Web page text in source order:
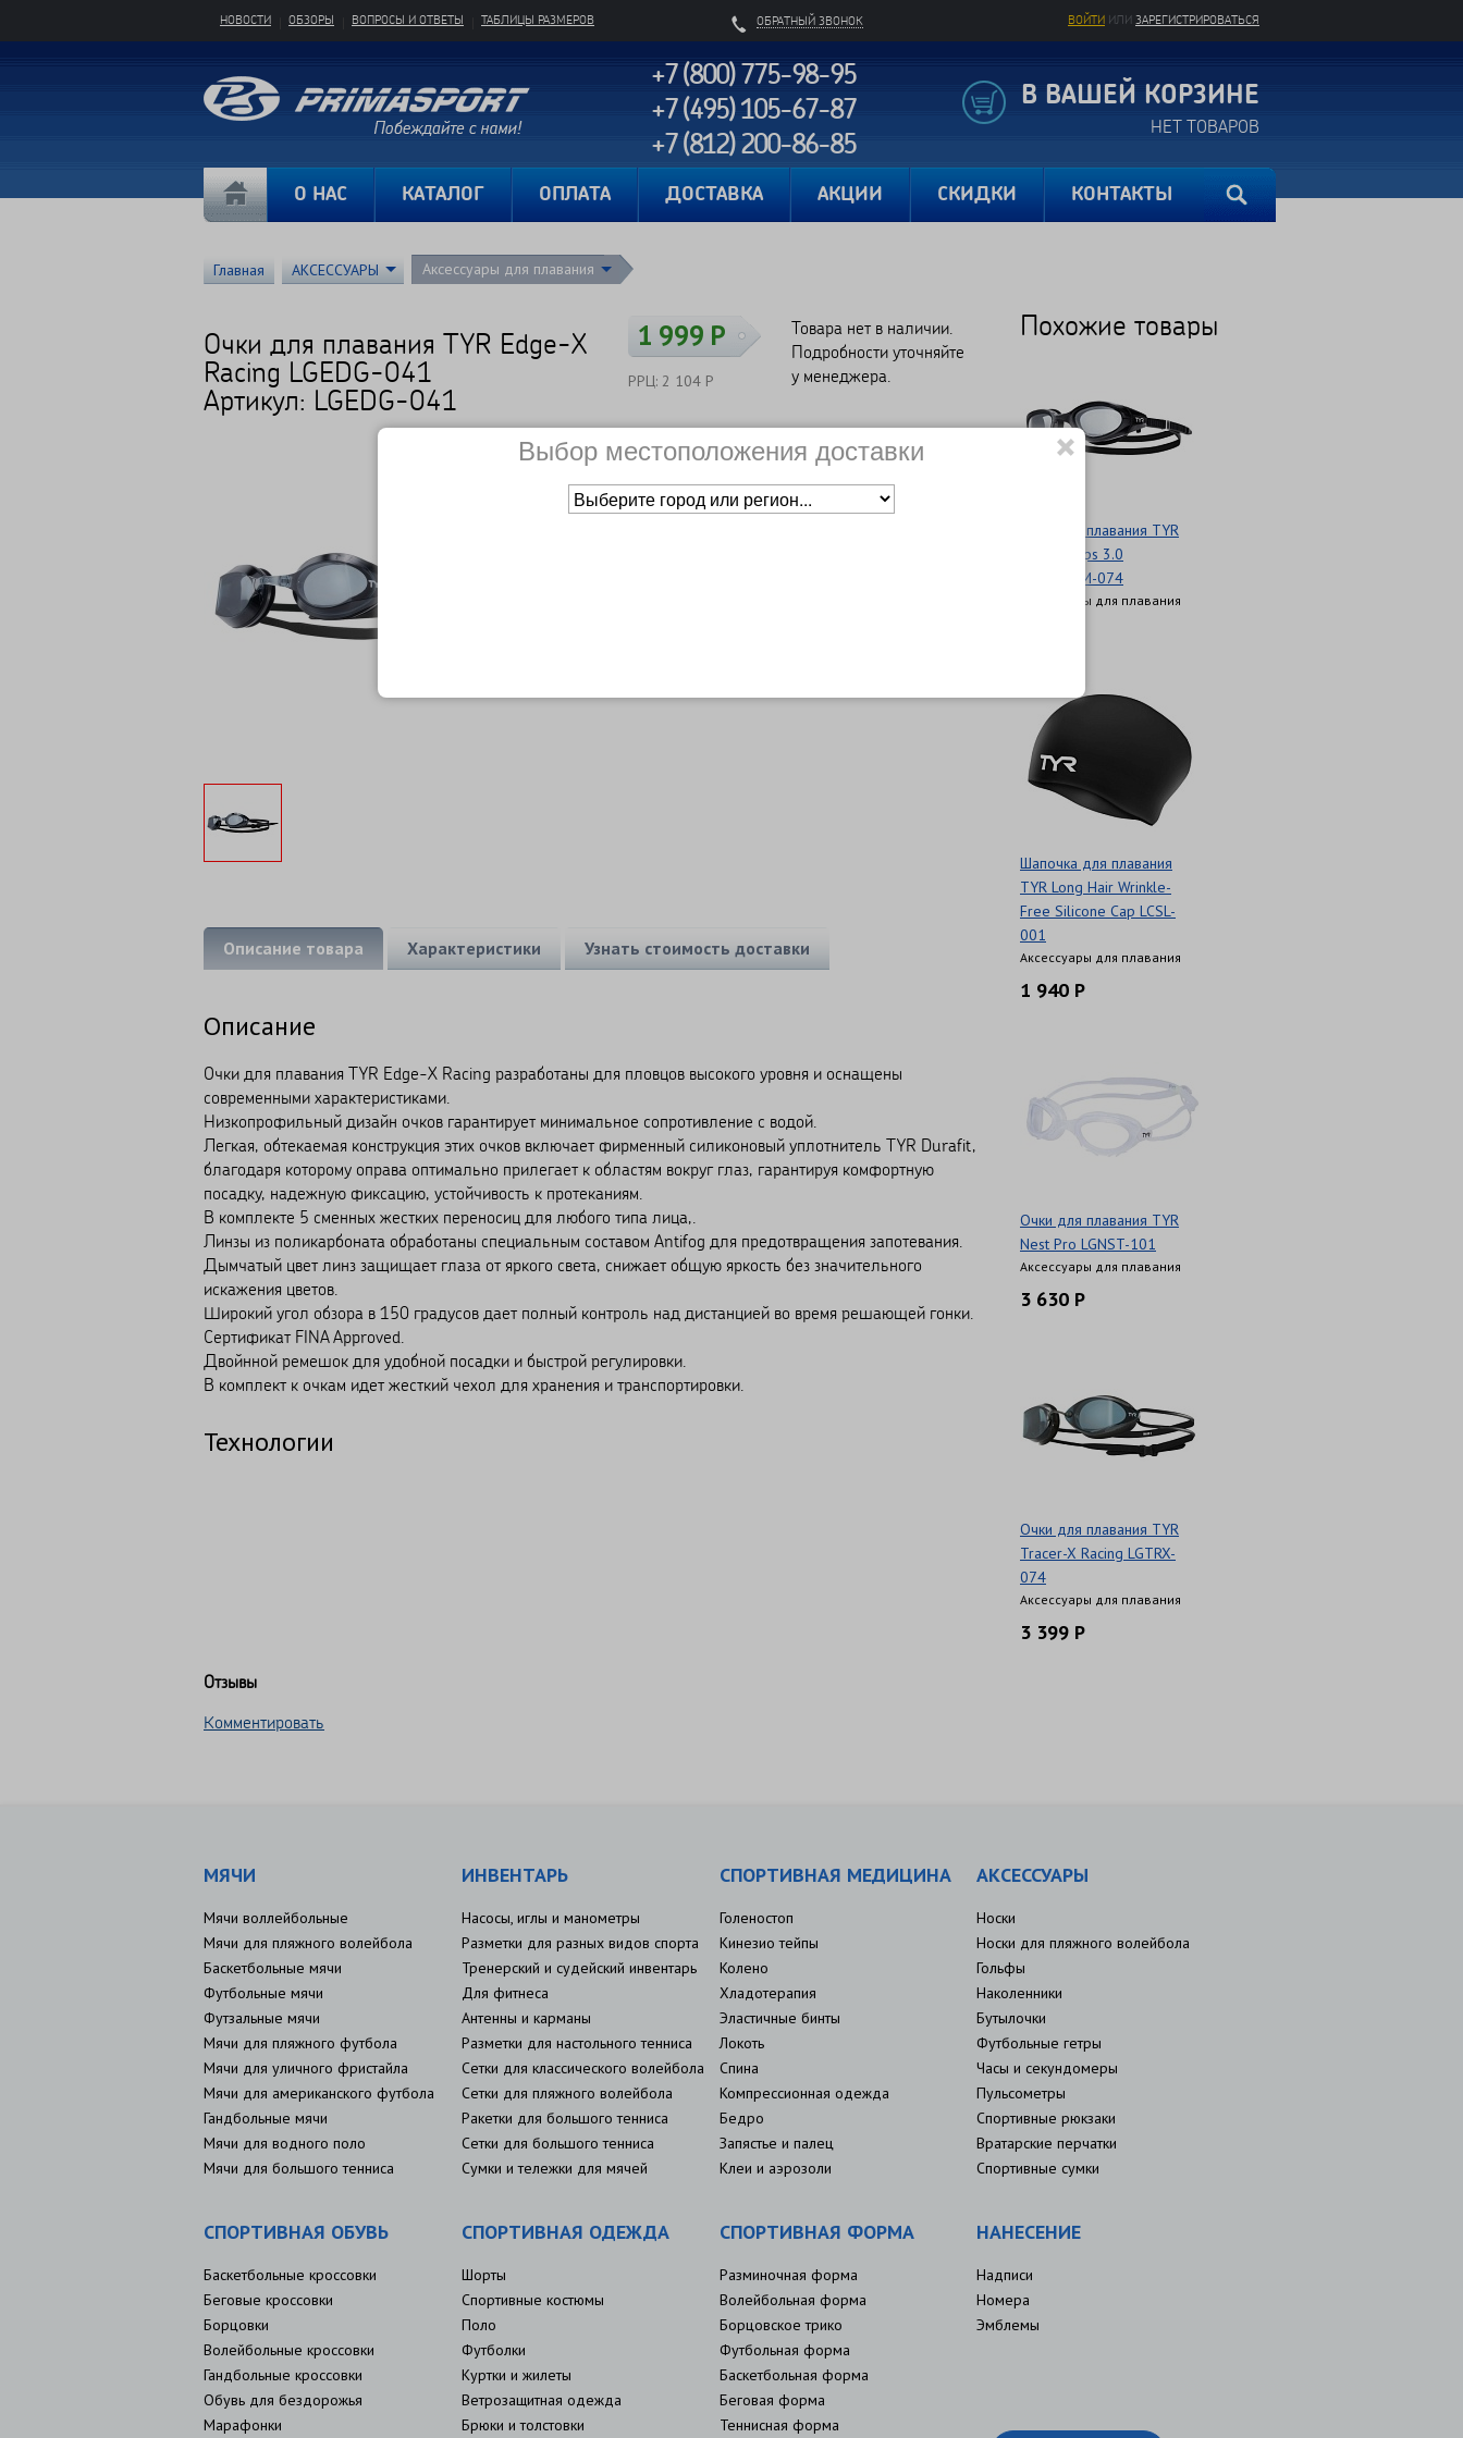
ОБРАТНЫЙ ЗВОНОК ВОЙТИ ИЛИ ЗАРЕГИСТРИРОВАТЬСЯ
НОВОСТИ ОБЗОРЫ ВОПРОСЫ И ОТВЕТЫ ТАБЛИЦЫ РАЗМЕРОВ
+7 (800) 775-98-95
+7 (495) 105-67-87
+7 (812) 200-86-85
В ВАШЕЙ КОРЗИНЕ
НЕТ ТОВАРОВ
О НАС КАТАЛОГ ОПЛАТА ДОСТАВКА АКЦИИ СКИДКИ КОНТАКТЫ
Главная АКСЕССУАРЫ Аксессуары для плавания
Очки для плавания TYR Edge-X
Racing LGEDG-041
Артикул: LGEDG-041
1 999 Р
РРЦ: 2 104 Р
Товара нет в наличии.
Подробности уточняйте
у менеджера.
Сравнить Нет в наличии
Основное о товаре
Описание товара Характеристики Узнать стоимость доставки
Описание
Очки для плавания TYR Edge-X Racing разработаны для пловцов высокого уровня и оснащены
современными характеристиками.
Низкопрофильный дизайн очков гарантирует минимальное сопротивление с водой.
Легкая, обтекаемая конструкция этих очков включает фирменный силиконовый уплотнитель TYR Durafit,
благодаря которому оправа оптимально прилегает к областям вокруг глаз, гарантируя комфортную
посадку, надежную фиксацию, устойчивость к протеканиям.
В комплекте 5 сменных жестких переносиц для любого типа лица,.
Линзы из поликарбоната обработаны специальным составом Antifog для предотвращения запотевания.
Дымчатый цвет линз защищает глаза от яркого света, снижает общую яркость без значительного
искажения цветов.
Широкий угол обзора в 150 градусов дает полный контроль над дистанцией во время решающей гонки.
Сертификат FINA Approved.
Двойнной ремешок для удобной посадки и быстрой регулировки.
В комплект к очкам идет жесткий чехол для хранения и транспортировки.
Технологии
Похожие товары
Очки для плавания TYR
Special Ops 3.0
LGSPL3NM-074
Аксессуары для плавания
Шапочка для плавания
TYR Long Hair Wrinkle-
Free Silicone Cap LCSL-
001
Аксессуары для плавания
1 940 Р
Очки для плавания TYR
Nest Pro LGNST-101
Аксессуары для плавания
3 630 Р
Очки для плавания TYR
Tracer-X Racing LGTRX-
074
Аксессуары для плавания
3 399 Р
Отзывы
Комментировать
МЯЧИ
Мячи воллейбольные
Мячи для пляжного волейбола
Баскетбольные мячи
Футбольные мячи
Футзальные мячи
Мячи для пляжного футбола
Мячи для уличного фристайла
Мячи для американского футбола
Гандбольные мячи
Мячи для водного поло
Мячи для большого тенниса
ИНВЕНТАРЬ
Насосы, иглы и манометры
Разметки для разных видов спорта
Тренерский и судейский инвентарь
Для фитнеса
Антенны и карманы
Разметки для настольного тенниса
Сетки для классического волейбола
Сетки для пляжного волейбола
Ракетки для большого тенниса
Сетки для большого тенниса
Сумки и тележки для мячей
СПОРТИВНАЯ МЕДИЦИНА
Голеностоп
Кинезио тейпы
Колено
Хладотерапия
Эластичные бинты
Локоть
Спина
Компрессионная одежда
Бедро
Запястье и палец
Клеи и аэрозоли
АКСЕССУАРЫ
Носки
Носки для пляжного волейбола
Гольфы
Наколенники
Бутылочки
Футбольные гетры
Часы и секундомеры
Пульсометры
Спортивные рюкзаки
Вратарские перчатки
Спортивные сумки
СПОРТИВНАЯ ОБУВЬ
Баскетбольные кроссовки
Беговые кроссовки
Борцовки
Волейбольные кроссовки
Гандбольные кроссовки
Обувь для бездорожья
Марафонки
СПОРТИВНАЯ ОДЕЖДА
Шорты
Спортивные костюмы
Поло
Футболки
Куртки и жилеты
Ветрозащитная одежда
Брюки и толстовки
СПОРТИВНАЯ ФОРМА
Разминочная форма
Волейбольная форма
Борцовское трико
Футбольная форма
Баскетбольная форма
Беговая форма
Теннисная форма
НАНЕСЕНИЕ
Надписи
Номера
Эмблемы
Выбор местоположения доставки